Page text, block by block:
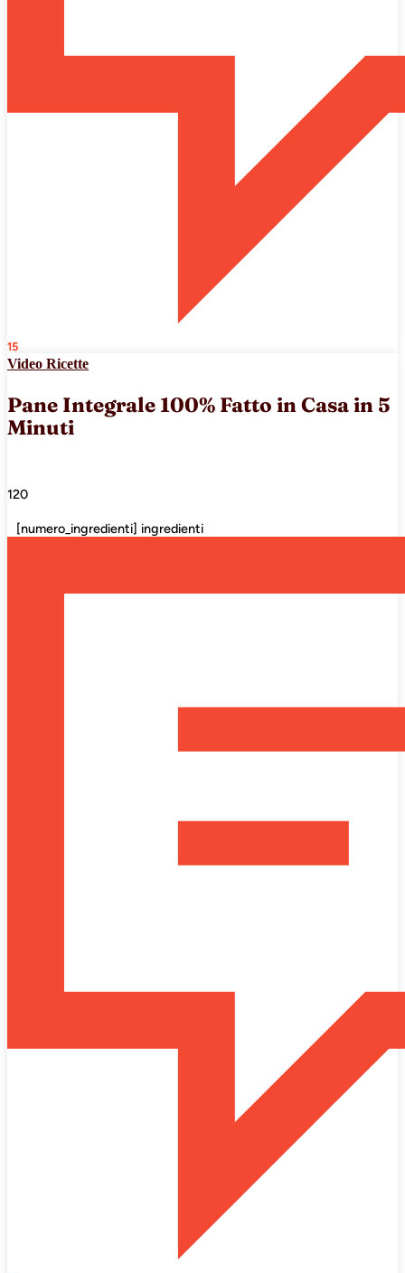
15
Video Ricette
Pane Integrale 100% Fatto in Casa in 5
Minuti
120
[numero_ingredienti] ingredienti